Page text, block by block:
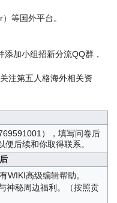
等国外平台。
加小组招新分流QQ群，
注第五人格海外相关资
），填写问卷后
后续和你取得联系。
WIKI高级编辑帮助。
神秘周边福利。（按照贡